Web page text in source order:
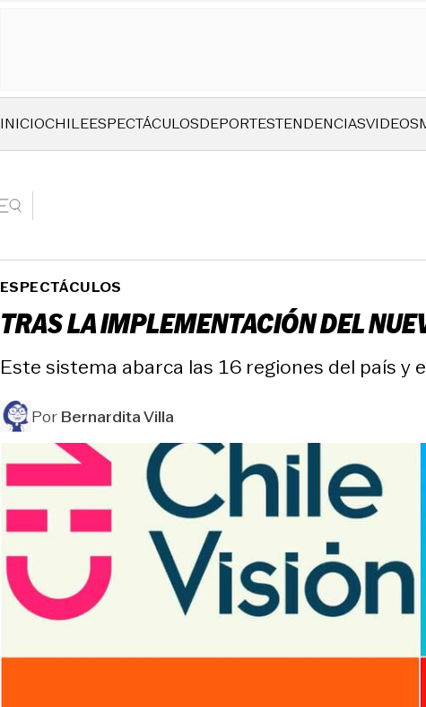
INICIOCHILEESPECTÁCULOSDEPORTESTENDENCIASVIDEOS
ESPECTÁCULOS
TRAS LA IMPLEMENTACIÓN DEL
Este sistema abarca las 16 regiones del país y
PorBernardita Villa